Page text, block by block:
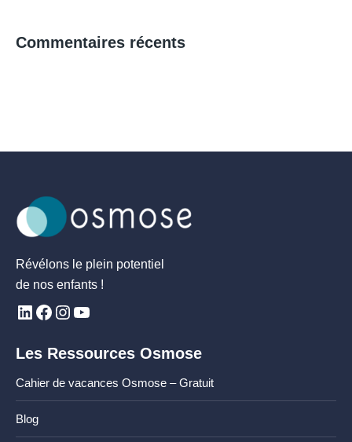
Commentaires récents
Révélons le plein potentiel
de nos enfants !
Les Ressources Osmose
Cahier de vacances Osmose – Gratuit
Blog